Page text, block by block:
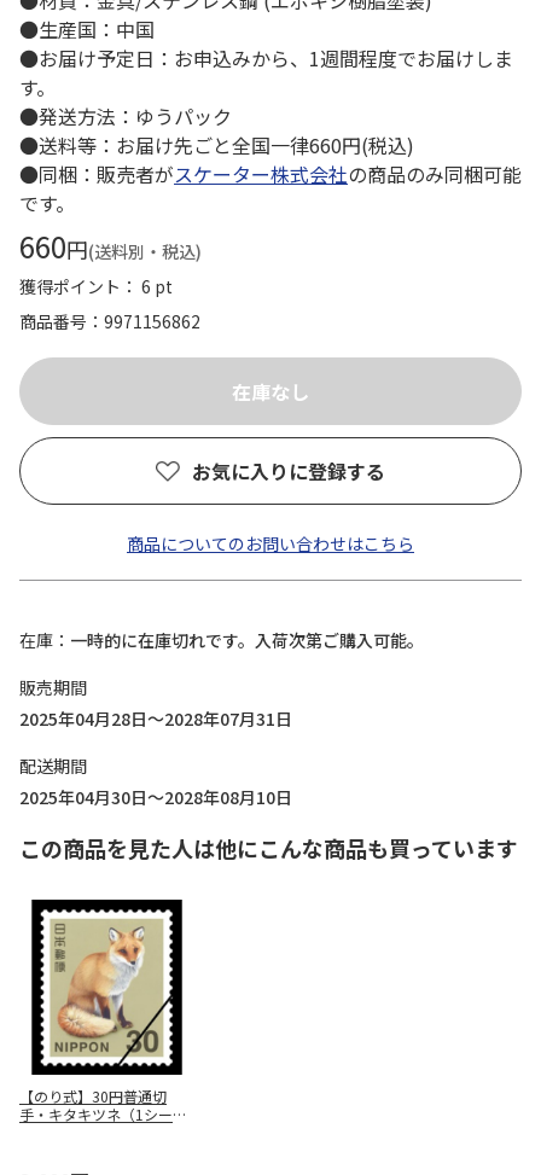
●生産国：中国
●お届け予定日：お申込みから、1週間程度でお届けしま
す。
●発送方法：ゆうパック
●送料等：お届け先ごと全国一律660円(税込)
●同梱：販売者がスケーター株式会社の商品のみ同梱可能
です。
660円(送料別・税込)
獲得ポイント： 6 pt
商品番号
9971156862
お気に入りに登録する
商品についてのお問い合わせはこちら
在庫
一時的に在庫切れです。入荷次第ご購入可能。
販売期間
2025年04月28日～2028年07月31日
配送期間
2025年04月30日～2028年08月10日
この商品を見た人は他にこんな商品も買っています
【のり式】30円普通切
手・キタキツネ（1シート